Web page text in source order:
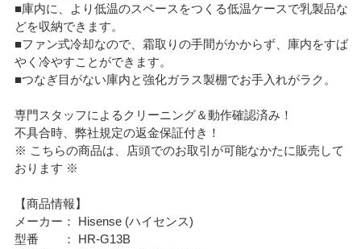
■庫内に、より低温のスペースをつくる低温ケースで乳製品な
どを収納できます。
■ファン式冷却なので、霜取りの手間がかからず、庫内をすば
やく冷やすことができます。
■つなぎ目がない庫内と強化ガラス製棚でお手入れがラク。
専門スタッフによるクリーニング＆動作確認済み！
不具合時、弊社規定の返金保証付き！
※ こちらの商品は、店頭でのお取引が可能なかたに販売して
おります ※
【商品情報】
メーカー： Hisense (ハイセンス)
型番 ： HR-G13B